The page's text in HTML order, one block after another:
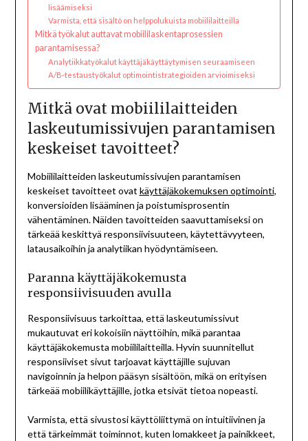
lisäämiseksi
Varmista, että sisältö on helppolukuista mobiililaitteilla
Mitkä työkalut auttavat mobiililaskentaprosessien
parantamisessa?
Analytiikkatyökalut käyttäjäkäyttäytymisen seuraamiseen
A/B-testaustyökalut optimointistrategioiden arvioimiseksi
Mitkä ovat mobiililaitteiden
laskeutumissivujen parantamisen
keskeiset tavoitteet?
Mobiililaitteiden laskeutumissivujen parantamisen
keskeiset tavoitteet ovat käyttäjäkokemuksen optimointi,
konversioiden lisääminen ja poistumisprosentin
vähentäminen. Näiden tavoitteiden saavuttamiseksi on
tärkeää keskittyä responsiivisuuteen, käytettävyyteen,
latausaikoihin ja analytiikan hyödyntämiseen.
Paranna käyttäjäkokemusta
responsiivisuuden avulla
Responsiivisuus tarkoittaa, että laskeutumissivut
mukautuvat eri kokoisiin näyttöihin, mikä parantaa
käyttäjäkokemusta mobiililaitteilla. Hyvin suunnitellut
responsiiviset sivut tarjoavat käyttäjille sujuvan
navigoinnin ja helpon pääsyn sisältöön, mikä on erityisen
tärkeää mobiilikäyttäjille, jotka etsivät tietoa nopeasti.
Varmista, että sivustosi käyttöliittymä on intuitiivinen ja
että tärkeimmät toiminnot, kuten lomakkeet ja painikkeet,